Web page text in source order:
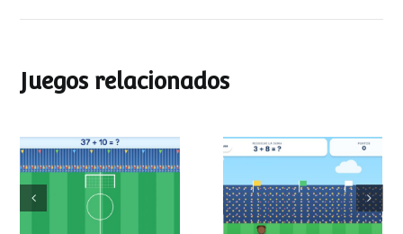
Juegos relacionados
Mundial de
operaciones
Partido de sumas